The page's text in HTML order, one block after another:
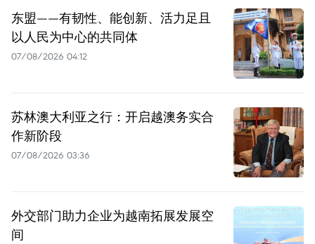
东盟——有韧性、能创新、活力足且
以人民为中心的共同体
07/08/2026 04:12
苏林澳大利亚之行：开启越澳务实合
作新阶段
07/08/2026 03:36
外交部门助力企业为越南拓展发展空
间